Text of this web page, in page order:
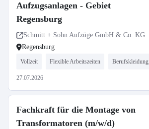
Aufzugsanlagen - Gebiet
Regensburg
Schmitt + Sohn Aufzüge GmbH & Co. KG
Regensburg
Vollzeit Flexible Arbeitszeiten Berufskleidung
27.07.2026
Fachkraft für die Montage von
Transformatoren (m/w/d)